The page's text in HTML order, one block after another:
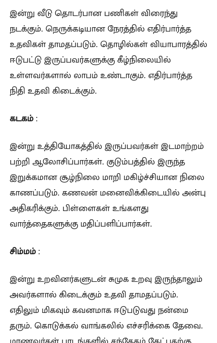
இன்று வீடு தொடர்பான பணிகள் விரைந்து
நடக்கும். நெருக்கடியான நேரத்தில் எதிர்பார்த்த
உதவிகள் தாமதப்படும். தொழில்கள் வியாபாரத்தில்
ஈடுபட்டு இருப்பவர்களுக்கு கீழ்நிலையில்
உள்ளவர்களால் லாபம் உண்டாகும். எதிர்பார்த்த
நிதி உதவி கிடைக்கும்.
கடகம் :
இன்று உத்தியோகத்தில் இருப்பவர்கள் இடமாற்றம்
பற்றி ஆலோசிப்பார்கள். குடும்பத்தில் இருந்த
இறுக்கமான சூழ்நிலை மாறி மகிழ்ச்சியான நிலை
காணப்படும். கணவன் மனைவிக்கிடையில் அன்பு
அதிகரிக்கும். பிள்ளைகள் உங்களது
வார்த்தைகளுக்கு மதிப்பளிப்பார்கள்.
சிம்மம் :
இன்று உறவினர்களுடன் சுமுக உறவு இருந்தாலும்
அவர்களால் கிடைக்கும் உதவி தாமதப்படும்.
எதிலும் மிகவும் கவனமாக ஈடுபடுவது நன்மை
தரும். கொடுக்கல் வாங்கலில் எச்சரிக்கை தேவை.